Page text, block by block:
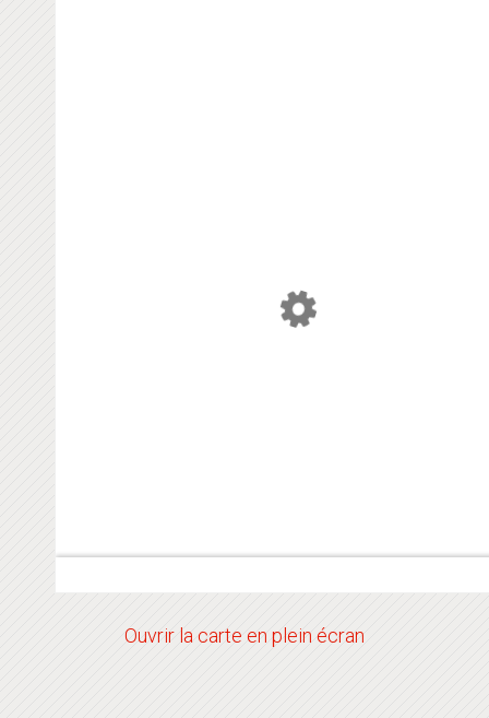
Ouvrir la carte en plein écran